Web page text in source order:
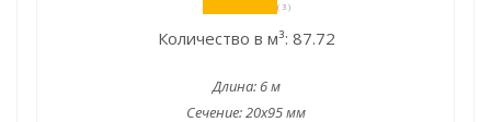
( 3 )
Количество в м³: 87.72
Длина:6 м
Сечение:20x95 мм